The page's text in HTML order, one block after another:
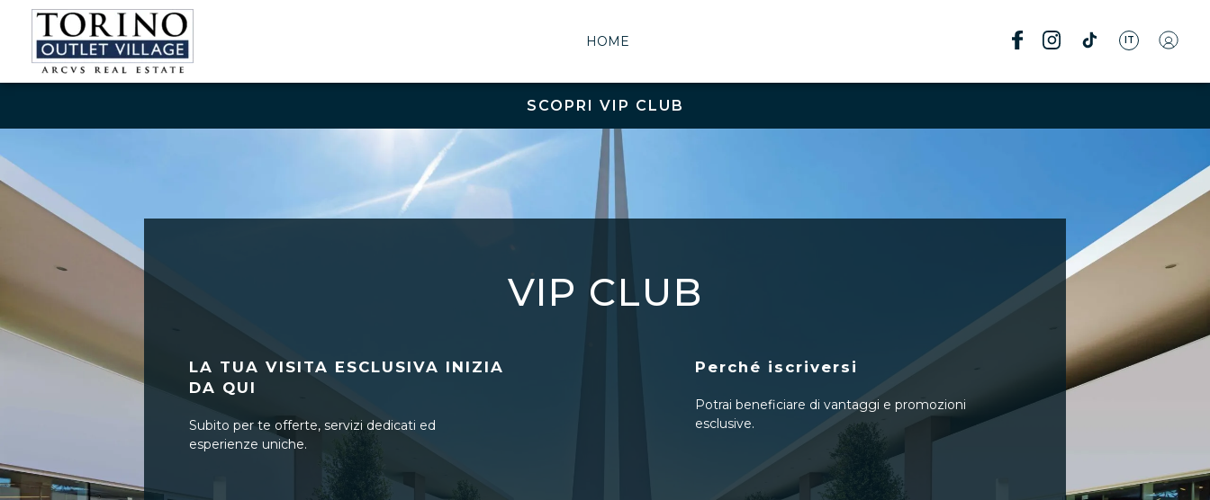
HOME IT
SCOPRI VIP CLUB
VIP CLUB
LA TUA VISITA ESCLUSIVA INIZIA
DA QUI
Subito per te offerte, servizi dedicati ed
esperienze uniche.
Perché iscriversi
Potrai beneficiare di vantaggi e promozioni
esclusive.